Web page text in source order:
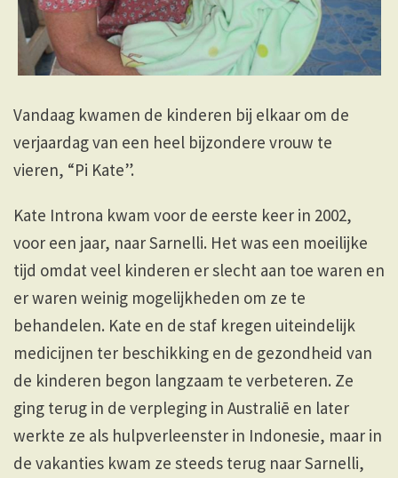
Vandaag kwamen de kinderen bij elkaar om de
verjaardag van een heel bijzondere vrouw te
vieren, “Pi Kate”.
Kate Introna kwam voor de eerste keer in 2002,
voor een jaar, naar Sarnelli. Het was een moeilijke
tijd omdat veel kinderen er slecht aan toe waren en
er waren weinig mogelijkheden om ze te
behandelen. Kate en de staf kregen uiteindelijk
medicijnen ter beschikking en de gezondheid van
de kinderen begon langzaam te verbeteren. Ze
ging terug in de verpleging in Australiē en later
werkte ze als hulpverleenster in Indonesie, maar in
de vakanties kwam ze steeds terug naar Sarnelli,